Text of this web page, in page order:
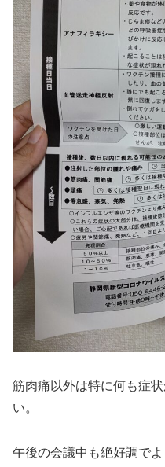
筋肉痛以外は特に何も症
い。
午後の会議中も絶好調で